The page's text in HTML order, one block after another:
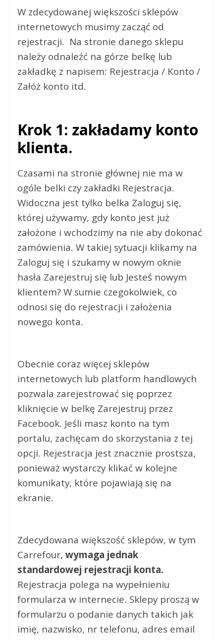
W zdecydowanej większości sklepów
internetowych musimy zacząć od
rejestracji. Na stronie danego sklepu
należy odnaleźć na górze belkę lub
zakładkę z napisem: Rejestracja / Konto /
Załóż konto itd.
Krok 1: zakładamy konto
klienta.
Czasami na stronie głównej nie ma w
ogóle belki czy zakładki Rejestracja.
Widoczna jest tylko belka Zaloguj się,
której używamy, gdy konto jest już
założone i wchodzimy na nie aby dokonać
zamówienia. W takiej sytuacji klikamy na
Zaloguj się i szukamy w nowym oknie
hasła Zarejestruj się lub Jesteś nowym
klientem? W sumie czegokolwiek, co
odnosi się do rejestracji i założenia
nowego konta.
Obecnie coraz więcej sklepów
internetowych lub platform handlowych
pozwala zarejestrować się poprzez
kliknięcie w belkę Zarejestruj przez
Facebook. Jeśli masz konto na tym
portalu, zachęcam do skorzystania z tej
opcji. Rejestracja jest znacznie prostsza,
ponieważ wystarczy klikać w kolejne
komunikaty, które pojawiają się na
ekranie.
Zdecydowana większość sklepów, w tym
Carrefour, wymaga jednak
standardowej rejestracji konta.
Rejestracja polega na wypełnieniu
formularza w internecie. Sklepy proszą w
formularzu o podanie danych takich jak
imię, nazwisko, nr telefonu, adres email